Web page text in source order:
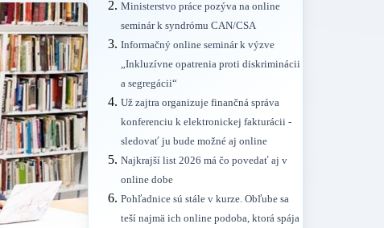
Ministerstvo práce pozýva na online
seminár k syndrómu CAN/CSA
Informačný online seminár k výzve
„Inkluzívne opatrenia proti diskriminácii
a segregácii“
Už zajtra organizuje finančná správa
konferenciu k elektronickej fakturácii -
sledovať ju bude možné aj online
Najkrajší list 2026 má čo povedať aj v
online dobe
Pohľadnice sú stále v kurze. Obľube sa
teší najmä ich online podoba, ktorá spája